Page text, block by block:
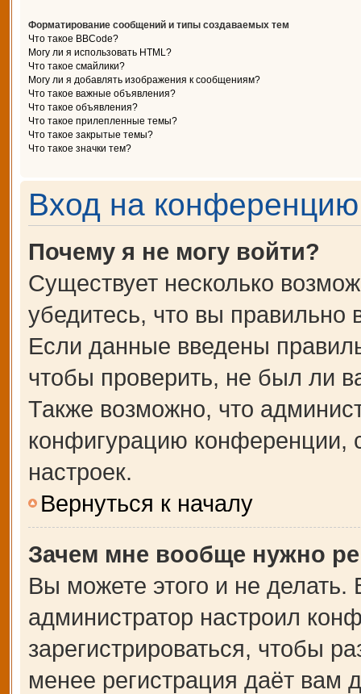
Форматирование сообщений и типы создаваемых тем
Что такое BBCode?
Могу ли я использовать HTML?
Что такое смайлики?
Могу ли я добавлять изображения к сообщениям?
Что такое важные объявления?
Что такое объявления?
Что такое прилепленные темы?
Что такое закрытые темы?
Что такое значки тем?
Вход на конференцию
Почему я не могу войти?
Существует несколько
убедитесь, что вы правильно
Если данные введены
чтобы проверить, не был ли
Также возможно, что
конфигурацию конференции,
настроек.
Вернуться к началу
Зачем мне вообще нужно
Вы можете этого и не делать.
администратор настроил
зарегистрироваться, чтобы
менее регистрация даёт вам